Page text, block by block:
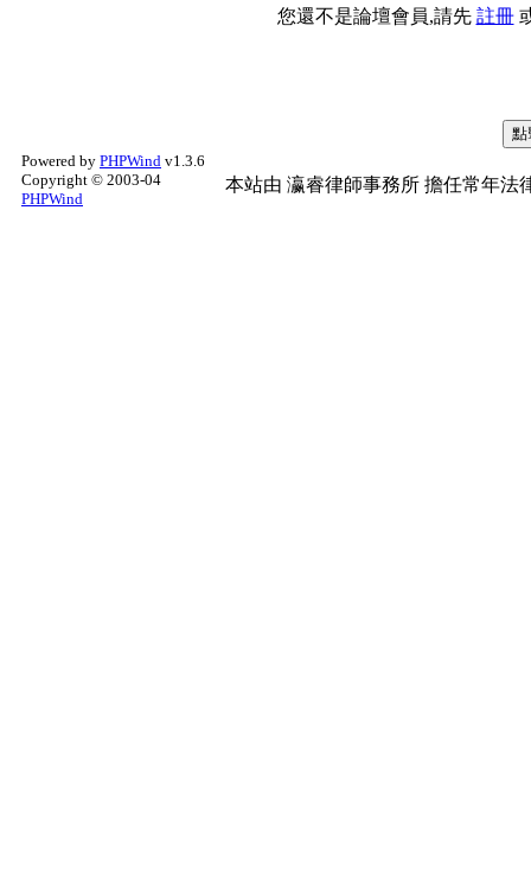
您還不是論壇會員,請先 註冊
Powered by PHPWind v1.3.6
Copyright © 2003-04
PHPWind
本站由 瀛睿律師事務所 擔任常年法